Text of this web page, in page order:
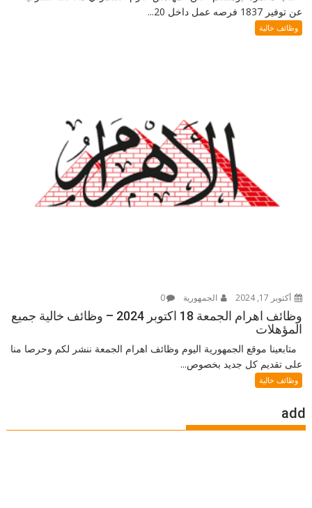
عن توفير 1837 فرصه عمل داخل 20...
وظائف خالية
أكتوبر 17, 2024 الجمهورية 0
وظائف اهرام الجمعة 18 اكتوبر 2024 – وظائف خالية جميع
المؤهلات
متابعينا موقع الجمهورية اليوم وظائف اهرام الجمعة ننشر لكم وحرصا منا
على تقديم كل جديد بخصوص...
وظائف خالية
add